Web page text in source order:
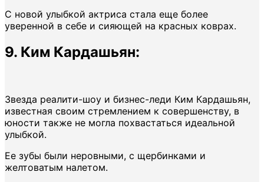
С новой улыбкой актриса стала еще более
уверенной в себе и сияющей на красных коврах.
9. Ким Кардашьян:
Звезда реалити-шоу и бизнес-леди Ким Кардашьян,
известная своим стремлением к совершенству, в
юности также не могла похвастаться идеальной
улыбкой.
Ее зубы были неровными, с щербинками и
желтоватым налетом.